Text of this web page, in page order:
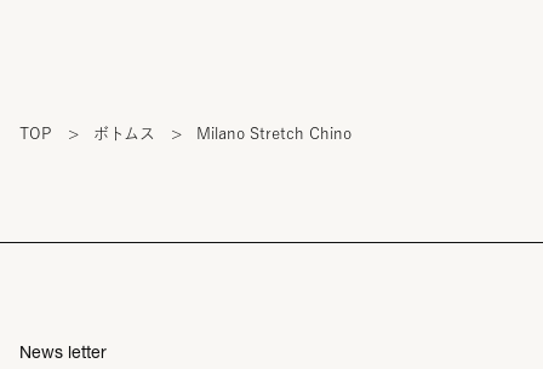
TOP > ボトムス > Milano Stretch Chino
News letter